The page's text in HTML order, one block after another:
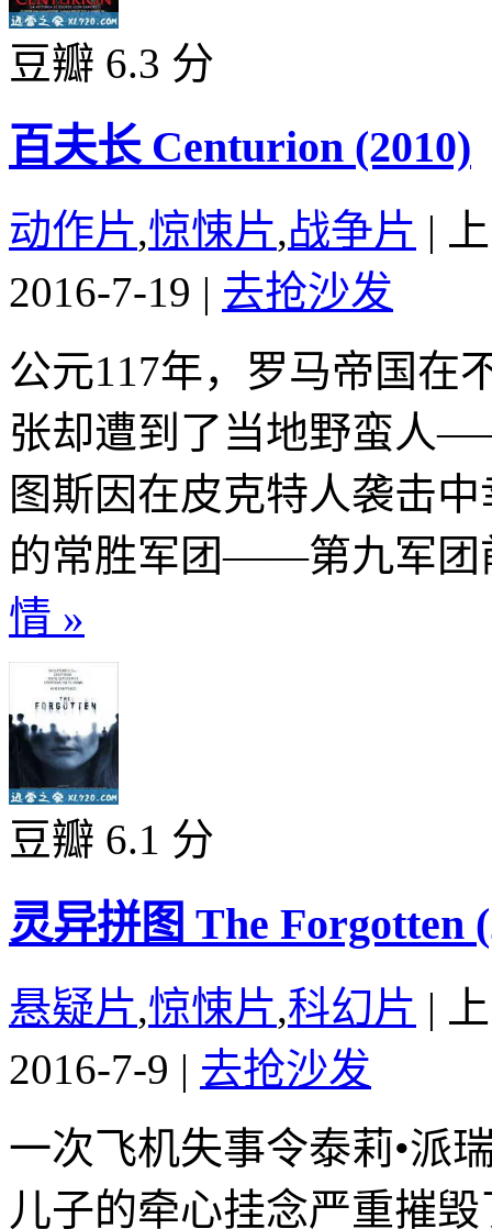
豆瓣 6.3 分
百夫长 Centurion (2010)
动作片,惊悚片,战争片 |
2016-7-19 | 去抢沙发
公元117年，罗马帝国在
张却遭到了当地野蛮人
图斯因在皮克特人袭击
的常胜军团——第九军团
情 »
豆瓣 6.1 分
灵异拼图 The Forgotten
悬疑片,惊悚片,科幻片 |
2016-7-9 | 去抢沙发
一次飞机失事令泰莉•派
儿子的牵心挂念严重摧